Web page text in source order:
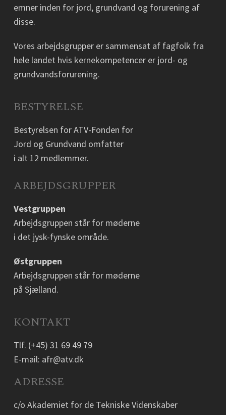
emner inden for jord, grundvand og forurening af
disse.
Vores arbejdsgrupper er sammensat af fagfolk fra
hele landet hvis kernekompetencer er jord- og
grundvandsforurening.
BESTYRELSE
Bestyrelsen for ATV-Fonden for
Jord og Grundvand omfatter
i alt 12 medlemmer.
ARBEJDSGRUPPER
Vestgruppen
Arbejdsgruppen står for møderne
i det jysk-fynske område.
Østgruppen
Arbejdsgruppen står for møderne
på Sjælland.
KONTAKT
Tlf. (+45) 31 69 49 79
E-mail: afr@atv.dk
ADRESSE
c/o Akademiet for de Tekniske Videnskaber